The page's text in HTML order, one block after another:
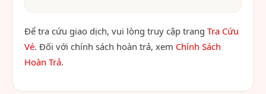
Để tra cứu giao dịch, vui lòng truy cập trang Tra Cứu
Vé. Đối với chính sách hoàn trả, xem Chính Sách
Hoàn Trả.